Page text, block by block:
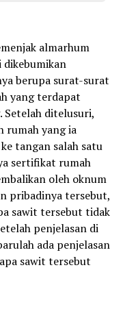
almarhum
dikebumikan
berupa surat-surat
yang terdapat
Setelah ditelusuri,
rumah yang ia
tangan salah satu
sertifikat rumah
oleh oknum
pribadinya tersebut,
sawit tersebut tidak
penjelasan di
ada penjelasan
sawit tersebut